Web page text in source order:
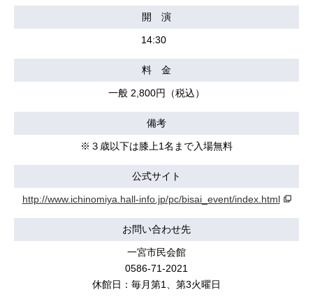
開 演
14:30
料 金
一般 2,800円（税込）
備考
※３歳以下は膝上1名まで入場無料
公式サイト
http://www.ichinomiya.hall-info.jp/pc/bisai_event/index.html
お問い合わせ先
一宮市民会館
0586-71-2021
休館日：毎月第1、第3火曜日